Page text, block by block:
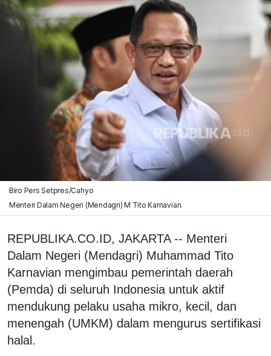
Biro Pers Setpres/Cahyo
Menteri Dalam Negeri (Mendagri) M Tito Karnavian.
REPUBLIKA.CO.ID, JAKARTA -- Menteri
Dalam Negeri (Mendagri) Muhammad Tito
Karnavian mengimbau pemerintah daerah
(Pemda) di seluruh Indonesia untuk aktif
mendukung pelaku usaha mikro, kecil, dan
menengah (UMKM) dalam mengurus sertifikasi
halal.